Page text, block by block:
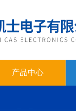
产品中心